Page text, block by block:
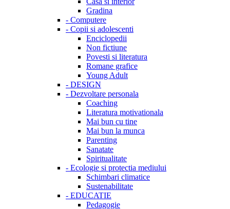
Gradina
- Computere
- Copii si adolescenti
Enciclopedii
Non fictiune
Povesti si literatura
Romane grafice
Young Adult
- DESIGN
- Dezvoltare personala
Coaching
Literatura motivationala
Mai bun cu tine
Mai bun la munca
Parenting
Sanatate
Spiritualitate
- Ecologie si protectia mediului
Schimbari climatice
Sustenabilitate
- EDUCATIE
Pedagogie